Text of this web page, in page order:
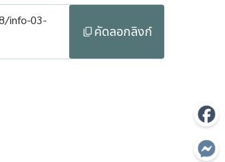
info-03-
คัดลอกลิงก์